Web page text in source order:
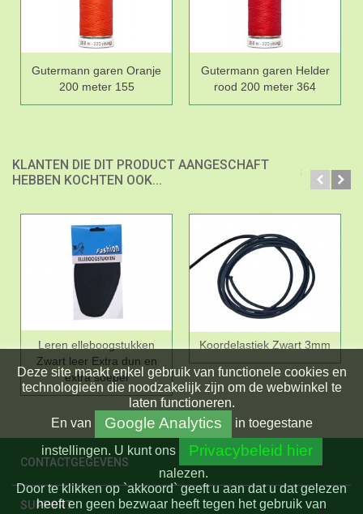
Gutermann garen Oranje
200 meter 155
Gutermann garen Helder
rood 200 meter 364
KLANTEN DIE DIT PRODUCT AANGESCHAFT
HEBBEN KOCHTEN OOK...
Leren elleboogstukken
Zwart leer Extra dun en
extra soepel
Koordelastiek Zwart 3mm
CONTACTGEGEVENS
SUPPORT
Deze site maakt enkel gebruik van functionele cookies en
technologieën die noodzakelijk zijn om de webwinkel te
laten functioneren.
En van Google Analytics
in toegestane
instellingen. U kunt ons Privacybeleid hier
nalezen.
Door te klikken op `akkoord` geeft u aan dat u dat gelezen
heeft en geen bezwaar heeft tegen het gebruik van